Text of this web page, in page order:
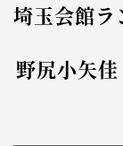
埼玉会館ラ
野尻小矢